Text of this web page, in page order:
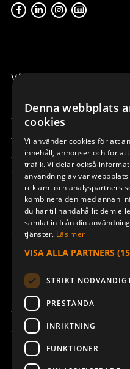
RADIO MODUL TRX BQ
800MHz
947966-863
STOPPSWITCH M KABEL
Tx50-Tx55 FSK12
947098-000
Våra radiostyrningar –
Remotus
Sesam
Access_Ctrl
Support
Teknisk support
Boka service
Manualer och
Om Åkerströms
Kontakt
Nyheter
Pressrum
Säkerhet och direktiv
Allmänna villkor
REACH
Denna webbplats
cookies
Vi använder cookies för att
innehåll, annonser och för
trafik. Vi delar också
användning av vår
reklam- och analyspartners
kombinera den med annan
du har tillhandahållit dem
samlat in från din
tjänster. Läs mer
VISA ALLA PARTNERS
STRIKT
PRESTANDA
INRIKTNING
FUNKTIONER